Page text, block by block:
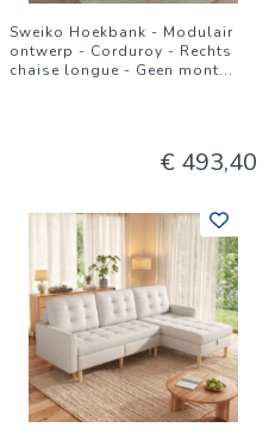
Sweiko Hoekbank - Modulair
ontwerp - Corduroy - Rechts
chaise longue - Geen mont...
€ 493,40